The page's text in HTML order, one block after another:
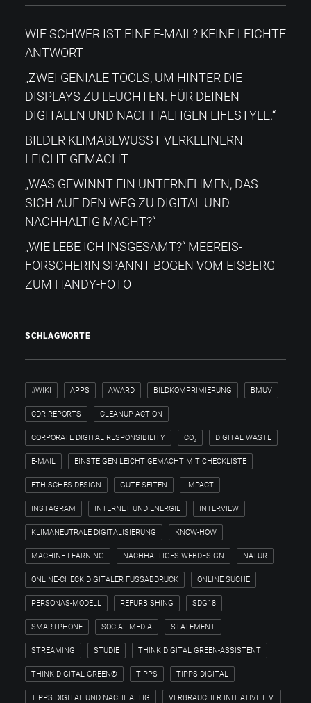
WIE SCHWER IST EINE E-MAIL? KEINE LEICHTE
ANTWORT
„ZWEI GENIALE TOOLS, UM HINTER DIE
DISPLAYS ZU LEUCHTEN. FÜR DEINEN
DIGITALEN UND NACHHALTIGEN LIFESTYLE.“
BILDER KLIMABEWUSST VERKLEINERN
LEICHT GEMACHT
„WAS GEWINNT EIN UNTERNEHMEN, DAS
SICH AUF DEN WEG ZU DIGITAL UND
NACHHALTIG MACHT?“
„WIE LEBE ICH INSGESAMT?“​ MEEREIS-
FORSCHERIN SPANNT BOGEN VOM EISBERG
ZUM HANDY-FOTO
SCHLAGWORTE
#WIKI APPS AWARD BILDKOMPRIMIERUNG BMUV
CDR-REPORTS CLEANUP-ACTION
CORPORATE DIGITAL RESPONSIBILITY CO₂ DIGITAL WASTE
E-MAIL EINSTEIGEN LEICHT GEMACHT MIT CHECKLISTE
ETHISCHES DESIGN GUTE SEITEN IMPACT
INSTAGRAM INTERNET UND ENERGIE INTERVIEW
KLIMANEUTRALE DIGITALISIERUNG KNOW-HOW
MACHINE-LEARNING NACHHALTIGES WEBDESIGN NATUR
ONLINE-CHECK DIGITALER FUSSABDRUCK ONLINE SUCHE
PERSONAS-MODELL REFURBISHING SDG18
SMARTPHONE SOCIAL MEDIA STATEMENT
STREAMING STUDIE THINK DIGITAL GREEN-ASSISTENT
THINK DIGITAL GREEN® TIPPS TIPPS-DIGITAL
TIPPS DIGITAL UND NACHHALTIG VERBRAUCHER INITIATIVE E.V.